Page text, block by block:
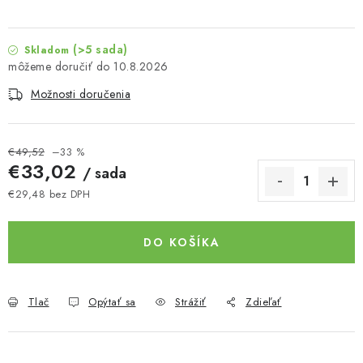
Skladom (>5 sada)
10.8.2026
Možnosti doručenia
€49,52 –33 %
€33,02 / sada
€29,48 bez DPH
DO KOŠÍKA
Tlač Opýtať sa Strážiť Zdieľať